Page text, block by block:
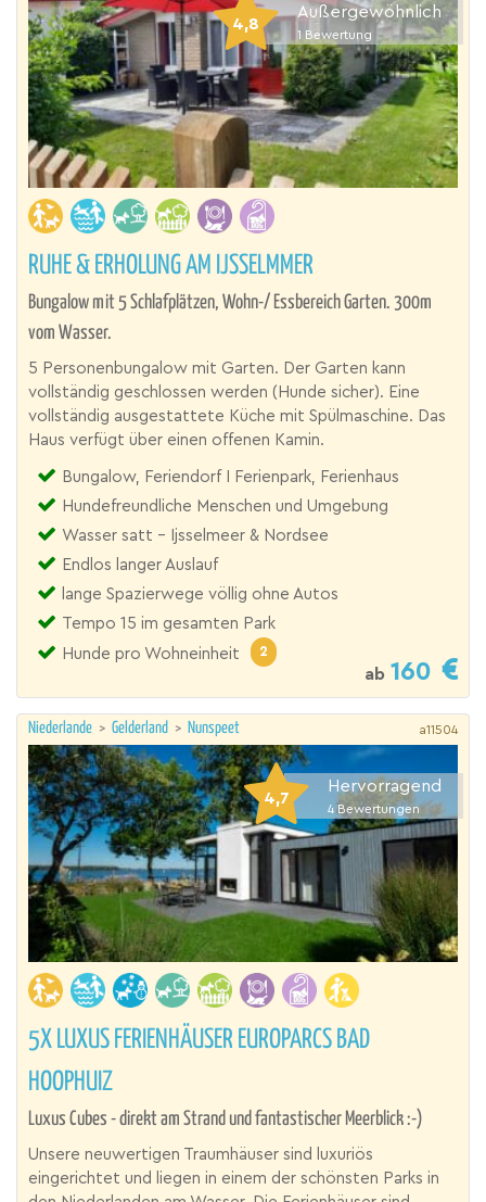
4,8
Außergewöhnlich
1 Bewertung
RUHE & ERHOLUNG AM IJSSELMMER
Bungalow mit 5 Schlafplätzen, Wohn-/ Essbereich Garten. 300m
vom Wasser.
5 Personenbungalow mit Garten. Der Garten kann
vollständig geschlossen werden (Hunde sicher). Eine
vollständig ausgestattete Küche mit Spülmaschine. Das
Haus verfügt über einen offenen Kamin.
Bungalow, Feriendorf I Ferienpark, Ferienhaus
Hundefreundliche Menschen und Umgebung
Wasser satt - Ijsselmeer & Nordsee
Endlos langer Auslauf
lange Spazierwege völlig ohne Autos
Tempo 15 im gesamten Park
Hunde pro Wohneinheit
2
ab 160
Niederlande > Gelderland > Nunspeet a11504
4,7
Hervorragend
4 Bewertungen
5X LUXUS FERIENHÄUSER EUROPARCS BAD
HOOPHUIZ
Luxus Cubes - direkt am Strand und fantastischer Meerblick :-)
Unsere neuwertigen Traumhäuser sind luxuriös
eingerichtet und liegen in einem der schönsten Parks in